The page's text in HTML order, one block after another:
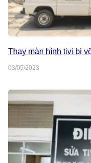
Thay màn hình tivi bị
03/05/2023